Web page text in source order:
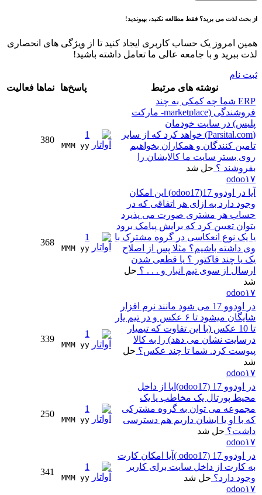
از بحث لذت می برید؟ فقط مطالعه نکنید، بپیوندید!
همین امروز یک حساب کاربری ایجاد کنید تا از ویژگی های انحصاری
لذت ببرید و با جامعه عالی ما تعامل داشته باشید!
ثبت نام
نوشته های مرتبط
پاسخ‌ها نماها فعالیت
ERP شما چه کمکی به چند
فروشندگی (marketplace- مارکت
پلیس) در سایت خودمان
(Parsital.com) خواهد کرد که از سایر
تامین کنندگان و همکاران بخواهیم
روی بستر سایت ما کالایشان را
بفروشند ؟ حل شد
odoo۱۷
1
MMM yy
380
آیا در اودوو 17(odoo17) این امکان
وجود دارد به ازای هر اتفاقی که در
حساب هر مشتری صورت می پذیرد
بتوان تعیین کرد که برایش پیامک برود
یا یک نوع انعکاسی در گروه مشترک با
وی داشته باشیم؟ مثلا پس از اصلاح
یک یا چند فاکتور ؟ یا قطعی شدن
ارسال از سوی تیم انبار و . . . ؟ حل
شد
odoo۱۷
1
MMM yy
368
در اودوو 17 می شود مانند نرم افزار
شایگان میشود تا ۶ عکس و در تیم یار
تا 10 عکس (با این تفاوت که تیمیار
درسایت نشان می دهد) را به کالا
پیوست کرد. شما تا چند عکس؟ حل
شد
odoo۱۷
1
MMM yy
339
در اودوو 17 (odoo17)ایا از داخل
محیط پورتال یک مخاطب یا یک
مجموعه می توان به گروه مشترکی
که با او یا ایشان داریم هم دسترسی
داشت؟ حل شد
odoo۱۷
1
MMM yy
250
در اودوو 17 (odoo17 )آیا امکان کارت
به کارت از داخل سایت برای کاربر
وجود دارد؟ حل شد
odoo۱۷
1
MMM yy
341